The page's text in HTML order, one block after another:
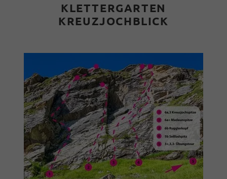
KLETTERGARTEN
KREUZJOCHBLICK